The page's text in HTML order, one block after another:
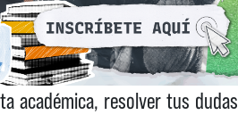
académica, resolver tus dudas